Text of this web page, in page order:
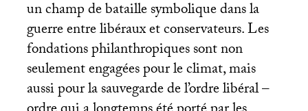
un champ de bataille symbolique dans la
guerre entre libéraux et conservateurs. Les
fondations philanthropiques sont non
seulement engagées pour le climat, mais
aussi pour la sauvegarde de l’ordre libéral –